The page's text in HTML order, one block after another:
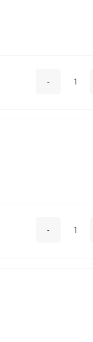
-
-